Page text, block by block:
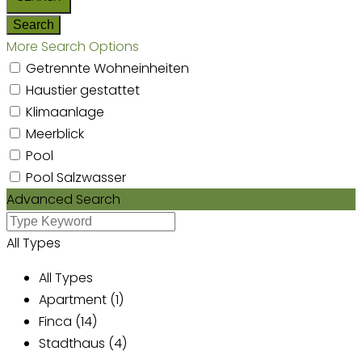
More Search Options
Getrennte Wohneinheiten
Haustier gestattet
Klimaanlage
Meerblick
Pool
Pool Salzwasser
Advanced Search
All Types
All Types
Apartment (1)
Finca (14)
Stadthaus (4)